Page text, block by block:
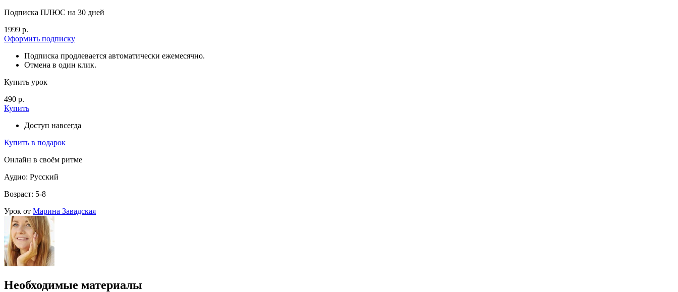
Подписка ПЛЮС на 30 дней
1999 р.
Оформить подписку
Подписка продлевается автоматически ежемесячно.
Отмена в один клик.
Купить урок
490 р.
Купить
Доступ навсегда
Купить в подарок
Онлайн в своём ритме
Аудио: Русский
Возраст: 5-8
Урок от Марина Завадская
Необходимые материалы